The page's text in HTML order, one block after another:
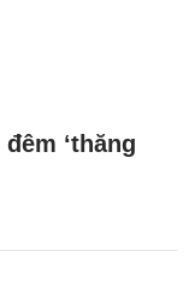
‘thăng